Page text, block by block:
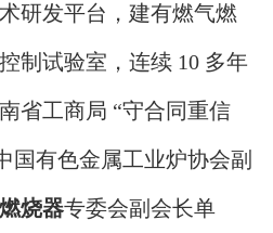
研发平台，建有燃气燃
制试验室，连续 10 多年
省工商局 “守合同重信
国有色金属工业炉协会副
烧器专委会副会长单